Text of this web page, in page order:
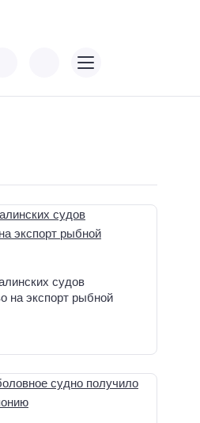
судов
на экспорт рыбной